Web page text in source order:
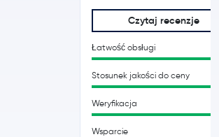
Czytaj recenzje
Łatwość obsługi
Stosunek jakości do ceny
Weryfikacja
Wsparcie